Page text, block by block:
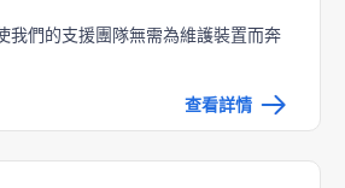
我們的支援團隊無需為維護裝置而奔
查看詳情